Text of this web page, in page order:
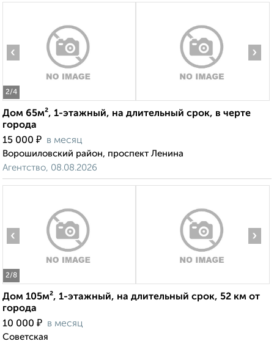
2/4
‹ ›
Дом 65м², 1-этажный, на длительный срок, в черте
города
15 000 ₽ в месяц
Ворошиловский район, проспект Ленина
Агентство, 08.08.2026
2/8
‹ ›
Дом 105м², 1-этажный, на длительный срок, 52 км от
города
10 000 ₽ в месяц
Советская